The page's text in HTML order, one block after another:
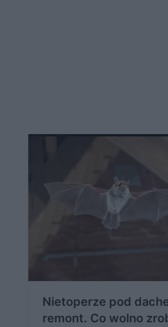
Nietoperze pod
remont. Co wolno